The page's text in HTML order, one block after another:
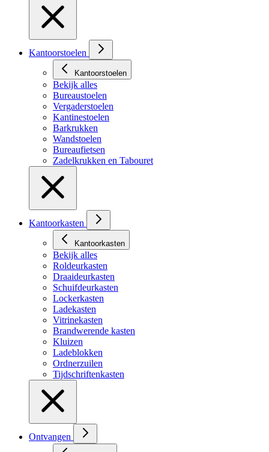
Kantoorstoelen
Kantoorstoelen
Bekijk alles
Bureaustoelen
Vergaderstoelen
Kantinestoelen
Barkrukken
Wandstoelen
Bureaufietsen
Zadelkrukken en Tabouret
Kantoorkasten
Kantoorkasten
Bekijk alles
Roldeurkasten
Draaideurkasten
Schuifdeurkasten
Lockerkasten
Ladekasten
Vitrinekasten
Brandwerende kasten
Kluizen
Ladeblokken
Ordnerzuilen
Tijdschriftenkasten
Ontvangen